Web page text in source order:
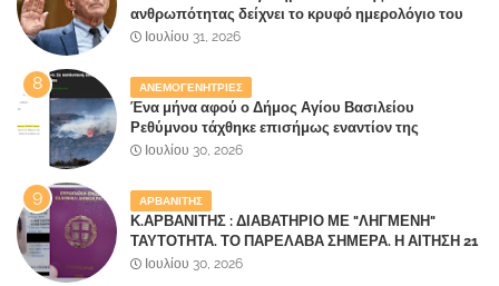
ανθρωπότητας δείχνει το κρυφό ημερολόγιο του
«αγίου» της πανδημίας!
Ιουλίου 31, 2026
ΑΝΕΜΟΓΕΝΗΤΡΙΕΣ
Ένα μήνα αφού ο Δήμος Αγίου Βασιλείου
Ρεθύμνου τάχθηκε επισήμως εναντίον της
καταστροφής του τόπου τους από
Ιουλίου 30, 2026
ΑΡΒΑΝΙΤΗΣ
Κ.ΑΡΒΑΝΙΤΗΣ : ΔΙΑΒΑΤΗΡΙΟ ΜΕ "ΛΗΓΜΕΝΗ"
ΤΑΥΤΟΤΗΤΑ. ΤΟ ΠΑΡΕΛΑΒΑ ΣΗΜΕΡΑ. Η ΑΙΤΗΣΗ 21
ΙΟΥΛΙΟΥ, Η ΕΚΔΟΣΗ 23 ΙΟΥΛΙΟΥ
Ιουλίου 30, 2026